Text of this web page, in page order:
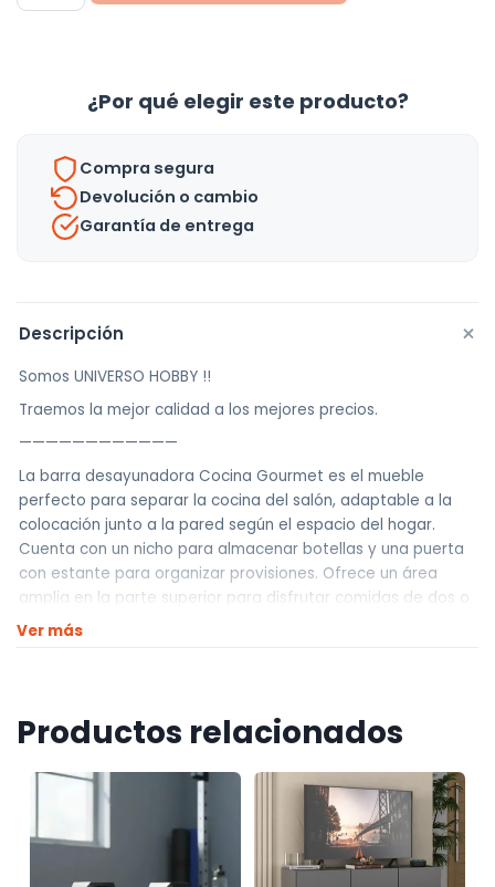
¿Por qué elegir este producto?
Compra segura
Devolución o cambio
Garantía de entrega
Descripción +
Somos UNIVERSO HOBBY !!
Traemos la mejor calidad a los mejores precios.
————————————
La barra desayunadora Cocina Gourmet es el mueble
perfecto para separar la cocina del salón, adaptable a la
colocación junto a la pared según el espacio del hogar.
Cuenta con un nicho para almacenar botellas y una puerta
con estante para organizar provisiones. Ofrece un área
amplia en la parte superior para disfrutar comidas de dos o
tres personas. Fabricada con materiales de alta calidad,
posee un diseño moderno y detalles que aportan
Realizamos envíos a todo el país
Envíos dentro de Montevideo por Mercado de envíos.
Envíos Flex en el día.
Envíos al interior por agencia (dejamos tus artículos en
Ver más
Productos relacionados